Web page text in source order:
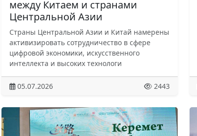
между Китаем и странами
Центральной Азии
Страны Центральной Азии и Китай намерены
активизировать сотрудничество в сфере
цифровой экономики, искусственного
интеллекта и высоких технологи
05.07.2026 2443